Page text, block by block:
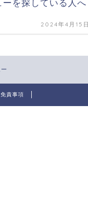
を探している人へ
2024年4月15
免責事項